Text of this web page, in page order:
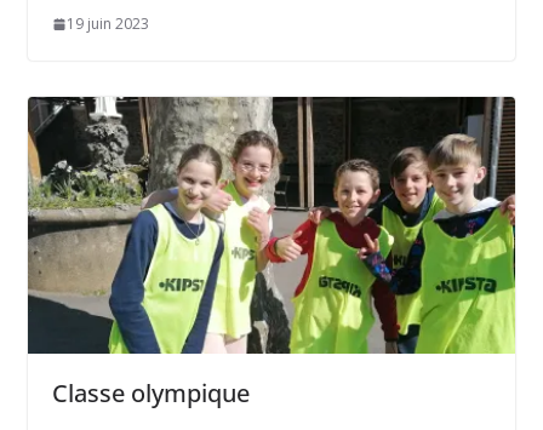
19 juin 2023
Classe olympique